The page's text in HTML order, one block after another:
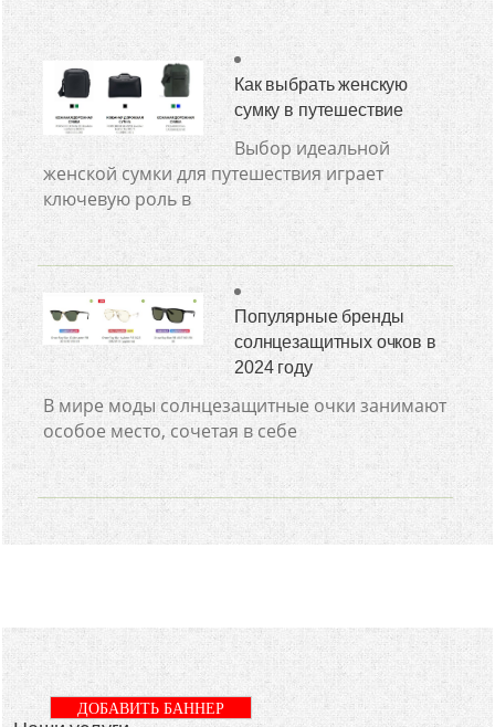
Как выбрать женскую
сумку в путешествие
Выбор идеальной
женской сумки для путешествия играет
ключевую роль в
Популярные бренды
солнцезащитных очков в
2024 году
В мире моды солнцезащитные очки занимают
особое место, сочетая в себе
ДОБАВИТЬ БАННЕР